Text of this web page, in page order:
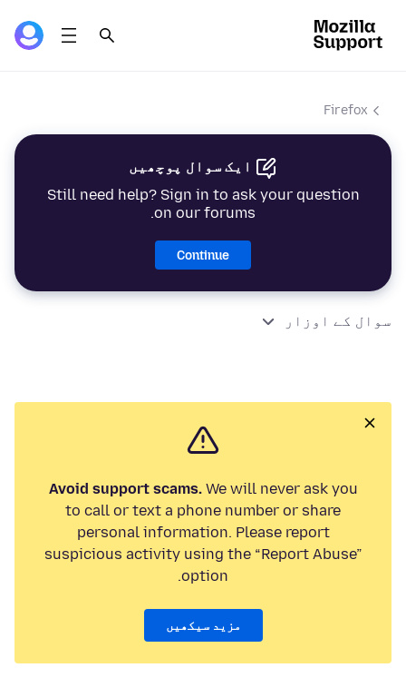
Firefox
ایک سوال پوچھیں
Still need help? Sign in to ask your question
on our forums.
Continue
سوال کے اوزار
Avoid support scams.We will never ask you
to call or text a phone number or share
personal information. Please report
suspicious activity using the “Report Abuse”
option.
مزید سیکھیں